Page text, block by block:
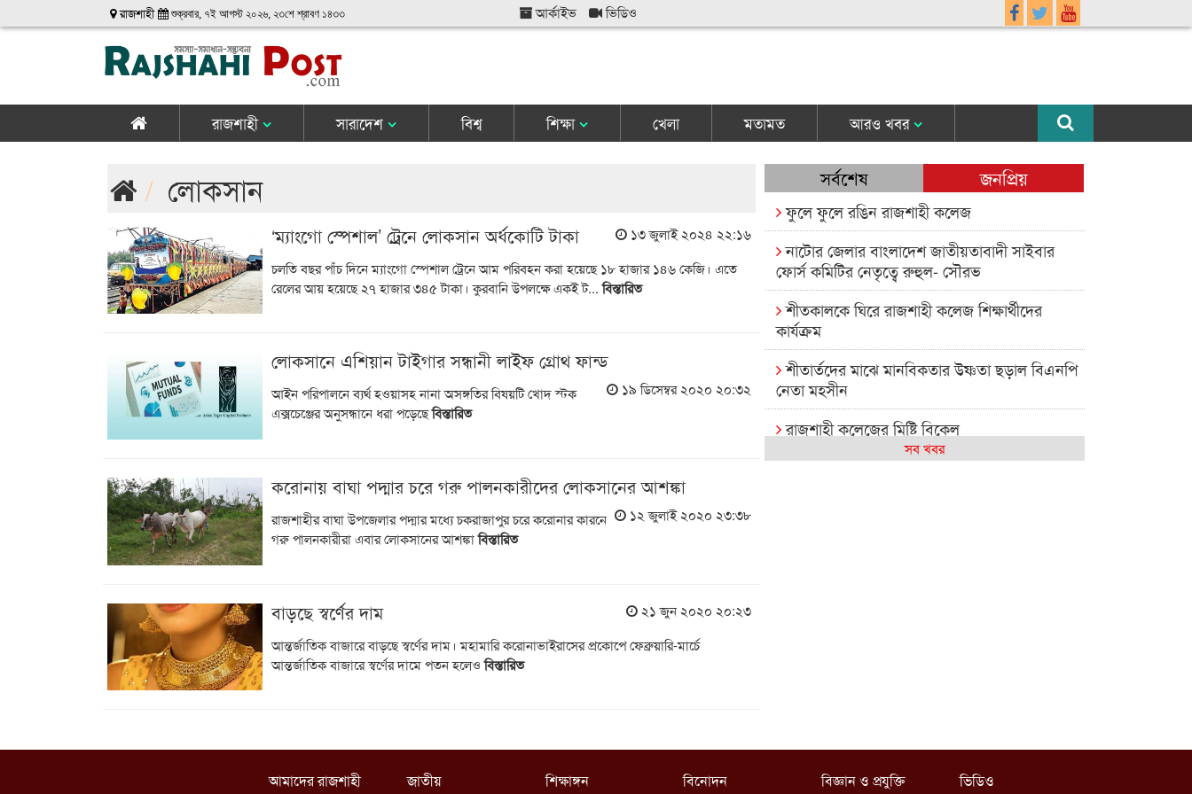
রাজশাহী শুক্রবার, ৭ই আগস্ট ২০২৬, ২৩শে শ্রাবণ ১৪৩৩ আর্কাইভ ভিডিও
রাজশাহী সারাদেশ বিশ্ব শিক্ষা খেলা মতামত আরও খবর
লোকসান
‘ম্যাংগো স্পেশাল’ ট্রেনে লোকসান অর্ধকোটি টাকা
১৩ জুলাই ২০২৪ ২২:১৬
চলতি বছর পাঁচ দিনে ম্যাংগো স্পেশাল ট্রেনে আম পরিবহন করা হয়েছে ১৮ হাজার ১৪৬ কেজি। এতে
রেলের আয় হয়েছে ২৭ হাজার ৩৪৫ টাকা। কুরবানি উপলক্ষে একই ট...বিস্তারিত
লোকসানে এশিয়ান টাইগার সন্ধানী লাইফ গ্রোথ ফান্ড
১৯ ডিসেম্বর ২০২০ ২০:৩২
আইন পরিপালনে ব্যর্থ হওয়াসহ নানা অসঙ্গতির বিষয়টি খোদ স্টক
এক্সচেঞ্জের অনুসন্ধানে ধরা পড়েছেবিস্তারিত
করোনায় বাঘা পদ্মার চরে গরু পালনকারীদের লোকসানের আশঙ্কা
১২ জুলাই ২০২০ ২৩:৩৮
রাজশাহীর বাঘা উপজেলার পদ্মার মধ্যে চকরাজাপুর চরে করোনার কারনে
গরু পালনকারীরা এবার লোকসানের আশঙ্কাবিস্তারিত
বাড়ছে স্বর্ণের দাম
২১ জুন ২০২০ ২০:২৩
আন্তর্জাতিক বাজারে বাড়ছে স্বর্ণের দাম। মহামারি করোনাভাইরাসের প্রকোপে ফেব্রুয়ারি-মার্চে
আন্তর্জাতিক বাজারে স্বর্ণের দামে পতন হলেওবিস্তারিত
সর্বশেষ জনপ্রিয়
ফুলে ফুলে রঙিন রাজশাহী কলেজ
নাটোর জেলার বাংলাদেশ জাতীয়তাবাদী সাইবার
ফোর্স কমিটির নেতৃত্বে রুহুল- সৌরভ
শীতকালকে ঘিরে রাজশাহী কলেজ শিক্ষার্থীদের
কার্যক্রম
শীতার্তদের মাঝে মানবিকতার উষ্ণতা ছড়াল বিএনপি
নেতা মহসীন
রাজশাহী কলেজের মিষ্টি বিকেল
কেমন আছে আমাদের দেশের মধ্যবিত্তরা
ক্লাবের নেতৃত্ব ইসতিয়াক-মাহফুজ
সব খবর
আমাদের রাজশাহী জাতীয় শিক্ষাঙ্গন বিনোদন বিজ্ঞান ও প্রযুক্তি ভিডিও